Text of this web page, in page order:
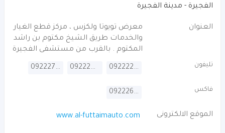
الفجيرة - مدينة الفجيرة
العنوان
معرض تويوتا ولكزس ، مركز قطع الغيار
والخدمات طريق الشيخ مكتوم بن راشد
المكتوم . بالقرب من مستشفى الفجيرة
تليفون 092222157
092224157
092227157
فاكس 092226452
الموقع الالكترونى www.al-futtaimauto.com